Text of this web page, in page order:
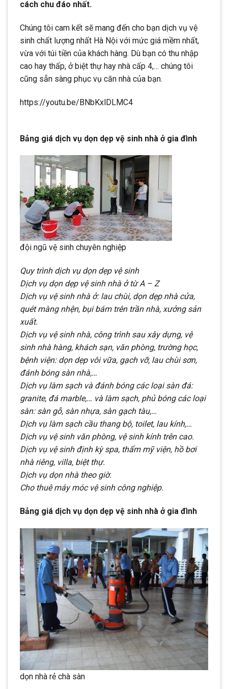
cách chu đáo nhất.
Chúng tôi cam kết sẽ mang đến cho bạn dịch vụ vệ
sinh chất lượng nhất Hà Nội với mức giá mềm nhất,
vừa với túi tiền của khách hàng. Dù bạn có thu nhập
cao hay thấp, ở biệt thự hay nhà cấp 4,… chúng tôi
cũng sẵn sàng phục vụ căn nhà của bạn.
https://youtu.be/BNbKxlDLMC4
Bảng giá dịch vụ dọn dẹp vệ sinh nhà ở gia đình
đội ngũ vệ sinh chuyên nghiệp
Quy trình dịch vụ dọn dẹp vệ sinh
Dịch vụ dọn dẹp vệ sinh nhà ở từ A – Z
Dịch vụ vệ sinh nhà ở: lau chùi, dọn dẹp nhà cửa,
quét màng nhện, bụi bám trên trần nhà, xưởng sản
xuất.
Dịch vụ vệ sinh nhà, công trình sau xây dựng, vệ
sinh nhà hàng, khách sạn, văn phòng, trường học,
bệnh viện: dọn dẹp vôi vữa, gạch vỡ, lau chùi sơn,
đánh bóng sàn nhà,…
Dịch vụ làm sạch và đánh bóng các loại sàn đá:
granite, đá marble,… và làm sạch, phủ bóng các loại
sàn: sàn gỗ, sàn nhựa, sàn gạch tàu,…
Dịch vụ làm sạch cầu thang bộ, toilet, lau kính,…
Dịch vụ vệ sinh văn phòng, vệ sinh kính trên cao.
Dịch vụ vệ sinh định kỳ spa, thẩm mỹ viện, hồ bơi
nhà riêng, villa, biệt thự.
Dịch vụ dọn nhà theo giờ.
Cho thuê máy móc vệ sinh công nghiệp.
Bảng giá dịch vụ dọn dẹp vệ sinh nhà ở gia đình
dọn nhà rẻ chà sàn